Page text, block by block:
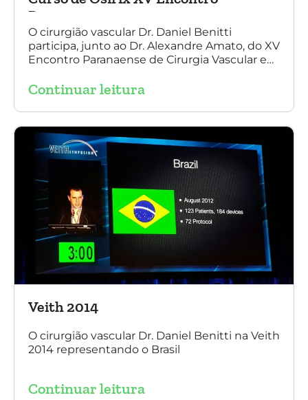
Paranaense
O cirurgião vascular Dr. Daniel Benitti
participa, junto ao Dr. Alexandre Amato, do XV
Encontro Paranaense de Cirurgia Vascular e
Continuar leitura
Veith 2014
O cirurgião vascular Dr. Daniel Benitti na Veith
2014 representando o Brasil
Continuar leitura